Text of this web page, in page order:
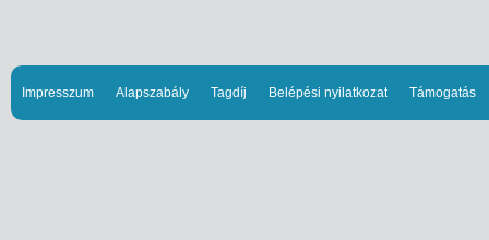
Impresszum Alapszabály Tagdíj Belépési nyilatkozat Támogatás